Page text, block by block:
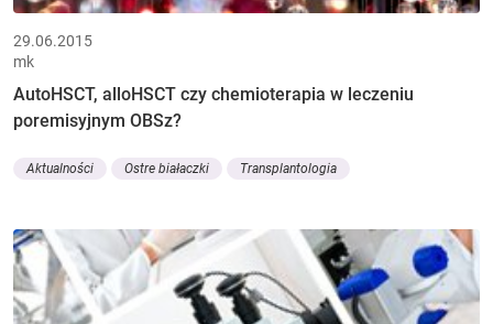
29.06.2015
mk
AutoHSCT, alloHSCT czy chemioterapia w leczeniu
poremisyjnym OBSz?
Aktualności Ostre białaczki Transplantologia